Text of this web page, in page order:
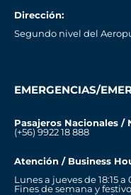
Dirección:
Segundo nivel del
EMERGENCIAS/
Pasajeros Nacionales /
(+56) 9922 18 888
Atención / Business
Lunes a jueves de 18:15
Fines de semana y